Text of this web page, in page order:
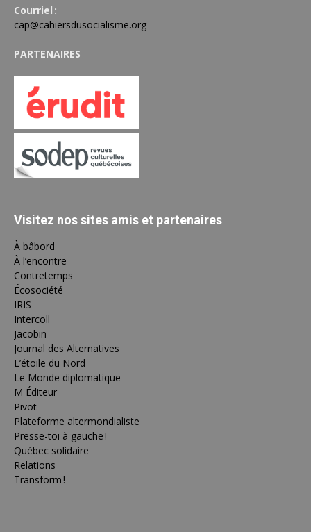
Courriel :
cap@cahiersdusocialisme.org
PARTENAIRES
Visitez nos sites amis et partenaires
À bâbord
À l’encontre
Contretemps
Écosociété
IRIS
Intercoll
Jacobin
Journal des Alternatives
L’étoile du Nord
Le Monde diplomatique
M Éditeur
Pivot
Plateforme altermondialiste
Presse-toi à gauche !
Québec solidaire
Relations
Transform !